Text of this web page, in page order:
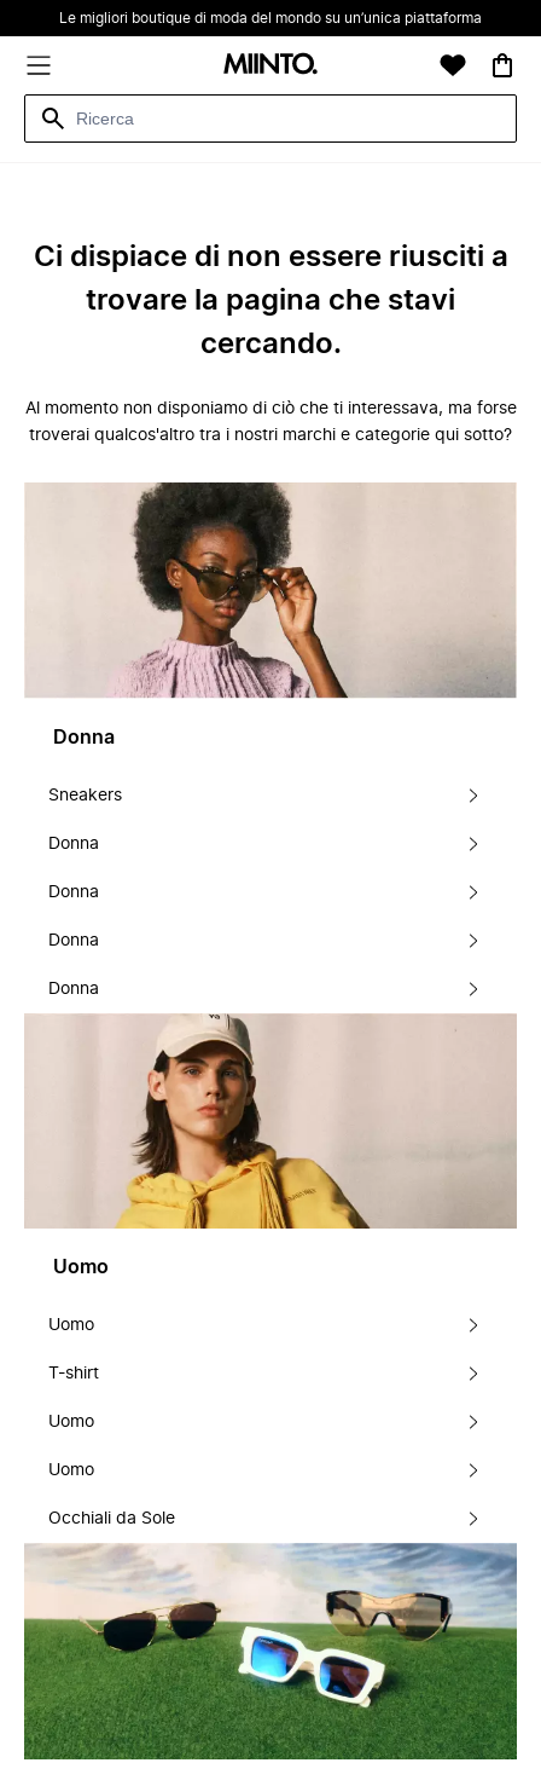
Le migliori boutique di moda del mondo su un’unica piattaforma
Ci dispiace di non essere riusciti a
trovare la pagina che stavi
cercando.
Al momento non disponiamo di ciò che ti interessava, ma forse
troverai qualcos'altro tra i nostri marchi e categorie qui sotto?
Donna
Sneakers
Donna
Donna
Donna
Donna
Uomo
Uomo
T-shirt
Uomo
Uomo
Occhiali da Sole